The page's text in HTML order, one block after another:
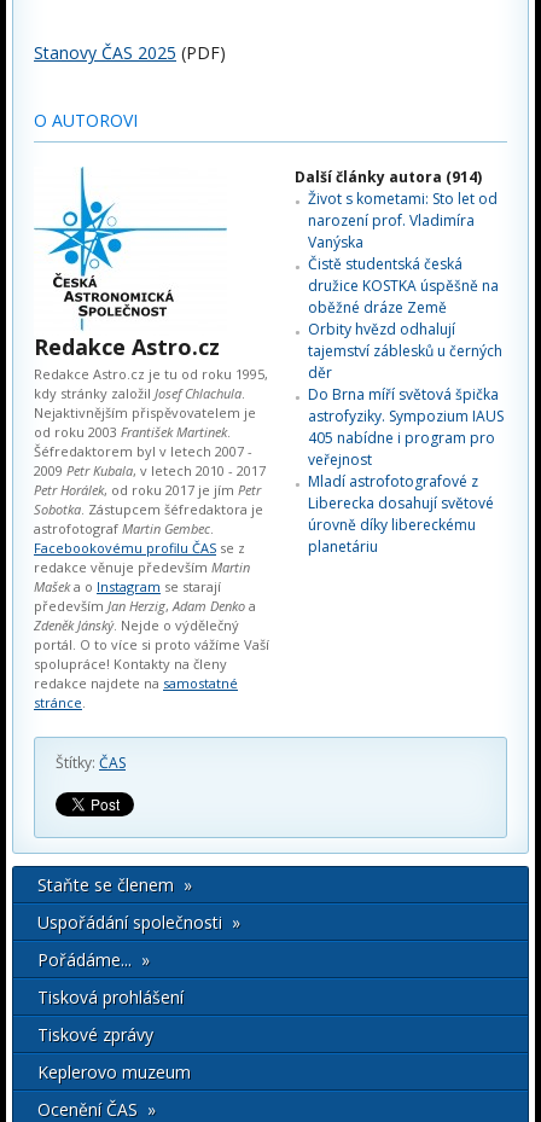
Stanovy ČAS 2025 (PDF)
O AUTOROVI
Redakce Astro.cz
Redakce Astro.cz je tu od roku 1995,
kdy stránky založil Josef Chlachula.
Nejaktivnějším přispěvovatelem je
od roku 2003 František Martinek.
Šéfredaktorem byl v letech 2007 -
2009 Petr Kubala, v letech 2010 - 2017
Petr Horálek, od roku 2017 je jím Petr
Sobotka. Zástupcem šéfredaktora je
astrofotograf Martin Gembec.
Facebookovému profilu ČAS se z
redakce věnuje především Martin
Mašeka o Instagram se starají
především Jan Herzig,Adam Denko a
Zdeněk Jánský. Nejde o výdělečný
portál. O to více si proto vážíme Vaší
spolupráce! Kontakty na členy
redakce najdete na samostatné
stránce.
Další články autora (914)
Život s kometami: Sto let od
narození prof. Vladimíra
Vanýska
Čistě studentská česká
družice KOSTKA úspěšně na
oběžné dráze Země
Orbity hvězd odhalují
tajemství záblesků u černých
děr
Do Brna míří světová špička
astrofyziky. Sympozium IAUS
405 nabídne i program pro
veřejnost
Mladí astrofotografové z
Liberecka dosahují světové
úrovně díky libereckému
planetáriu
Štítky: ČAS
Staňte se členem »
Uspořádání společnosti »
Pořádáme... »
Tisková prohlášení
Tiskové zprávy
Keplerovo muzeum
Ocenění ČAS »